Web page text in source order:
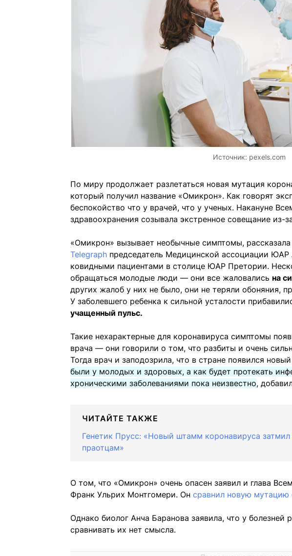
Источник: pexels.com
По миру продолжает разлетаться новая мутация
который получил название «Омикрон». Как говорят
беспокойство что у врачей, что у ученых. Накануне
здравоохранения созывала экстренное совещание из-
«Омикрон» вызывает необычные симптомы, рассказала
Telegraph председатель Медицинской ассоциации ЮАР
ковидными пациентами в столице ЮАР Претории.
обращаться молодые люди — они все жаловались на
других жалоб у них не было, они не теряли обоняния,
У заболевшего ребенка к сильной усталости
учащенный пульс.
Такие нехарактерные для коронавируса симптомы
врача — они говорили о том, что разбиты и очень
Тогда врач и заподозрила, что в стране появился
были у молодых и здоровых, а как будет протекать
хроническими заболеваниями пока неизвестно,
ЧИТАЙТЕ ТАКЖЕ
Генетик Прусс: «Новый штамм коронавируса затмил
праотцам»
О том, что «Омикрон» очень опасен заявил и глава
Франк Ульрих Монтгомери. Он сравнил новую мутацию
Однако биолог Анча Баранова заявила, что у болезней
сравнивать их нет смысла.